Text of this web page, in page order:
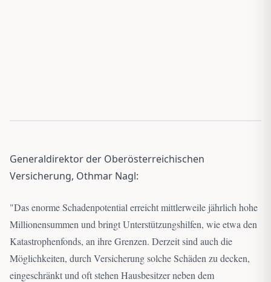
Generaldirektor der Oberösterreichischen
Versicherung, Othmar Nagl:
"Das enorme Schadenpotential erreicht mittlerweile jährlich hohe
Millionensummen und bringt Unterstützungshilfen, wie etwa den
Katastrophenfonds, an ihre Grenzen. Derzeit sind auch die
Möglichkeiten, durch Versicherung solche Schäden zu decken,
eingeschränkt und oft stehen Hausbesitzer neben dem